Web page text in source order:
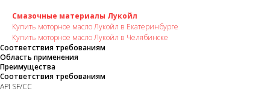
Смазочные материалы Лукойл
Купить моторное масло Лукойл в Екатеринбурге
Купить моторное масло Лукойл в Челябинске
Соответствия требованиям
Область применения
Преимущества
Соответствия требованиям
API SF/CC